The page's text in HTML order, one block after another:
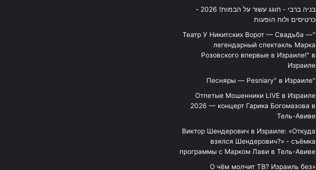
בניה ברבי - חוגג עשור על הבמות! 2026 -
כרטיסים ולוח הופעות
"Театр У Никитских Ворот — Свадьба —
легендарный спектакль Марка
Розовского впервые в Израиле!" в
Израиле
"Песняры — Pesniary" в Израиле
Отпетые Мошенники LIVE в Израиле
2026 — концерт Гарика Богомазова в
Тель-Авиве
Виктор Шендерович в Израиле: «Откуда
взялся Шендерович?» - съёмка
программы с Марком Лави в Тель-Авиве
«О чём молчит ТВ? Израиль без